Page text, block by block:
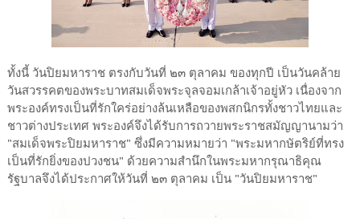
ทั้งนี้ วันปิยมหาราช ตรงกับวันที่ ๒๓ ตุลาคม ของทุกปี เป็นวันคล้าย
วันสวรรคตของพระบาทสมเด็จพระจุลจอมเกล้าเจ้าอยู่หัว เนื่องจาก
พระองค์ทรงเป็นที่รักใคร่อย่างล้นเหลือของพสกนิกรทั้งชาวไทยและ
ชาวต่างประเทศ พระองค์จึงได้รับการถวายพระราชสมัญญานามว่า
"สมเด็จพระปิยมหาราช" ซึ่งมีความหมายว่า "พระมหากษัตริย์ที่ทรง
เป็นที่รักยิ่งของปวงชน" ด้วยความสำนึกในพระมหากรุณาธิคุณ
รัฐบาลจึงได้ประกาศให้วันที่ ๒๓ ตุลาคม เป็น "วันปิยมหาราช"